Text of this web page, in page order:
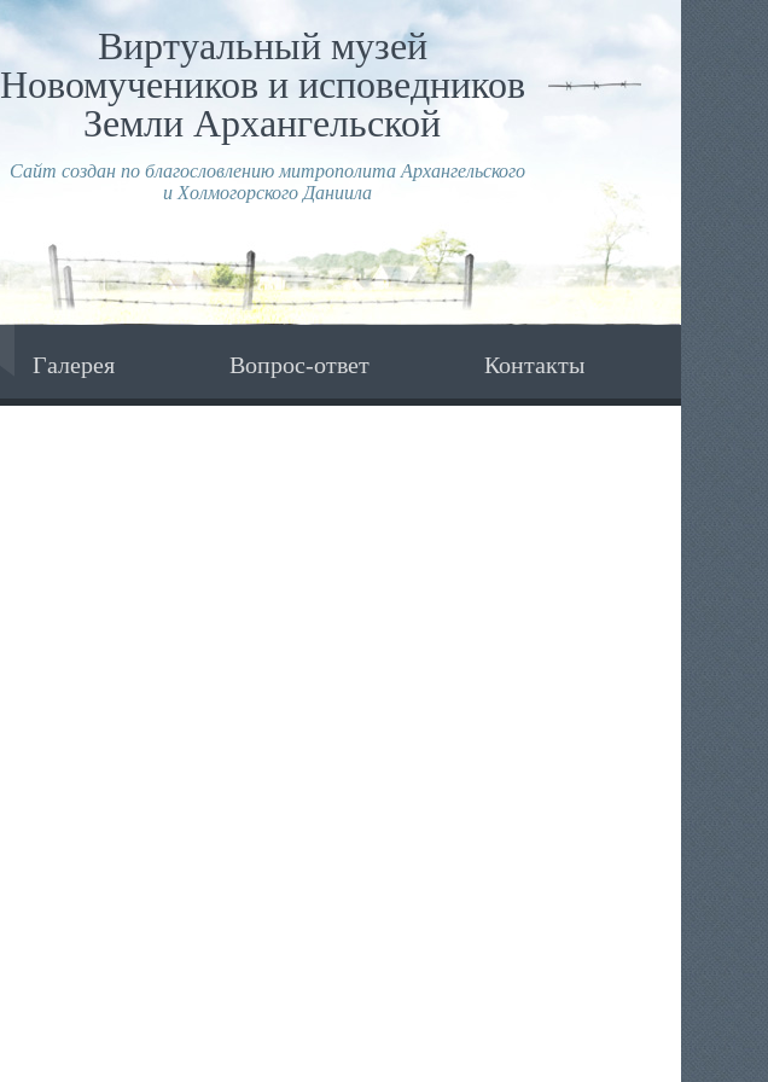
Виртуальный музей
Новомучеников и исповедников
Земли Архангельской
Сайт создан по благословлению митрополита Архангельского
и Холмогорского Даниила
Галерея Вопрос-ответ Контакты